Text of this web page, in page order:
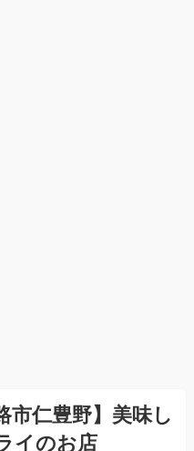
市仁豊野】美味し
イのお店